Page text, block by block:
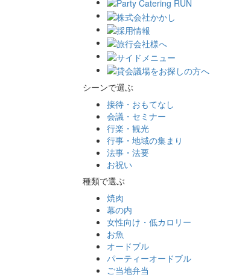
シーンで選ぶ
接待・おもてなし
会議・セミナー
行楽・観光
行事・地域の集まり
法事・法要
お祝い
種類で選ぶ
焼肉
幕の内
女性向け・低カロリー
お魚
オードブル
パーティーオードブル
ご当地弁当